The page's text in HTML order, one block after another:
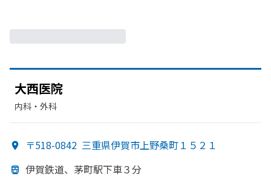
大西医院
内科・​外科
〒518-0842 三重県伊賀市上野桑町１５２１
伊賀鉄道、 茅町駅下車３分